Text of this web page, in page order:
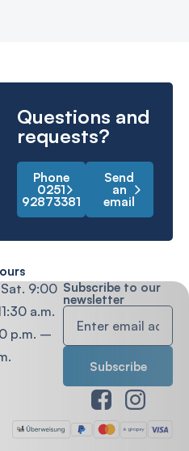
Questions and
requests?
Phone
0251
92873381
Send
an
email
9:00
a.m.
p.m. –
Subscribe to our
newsletter